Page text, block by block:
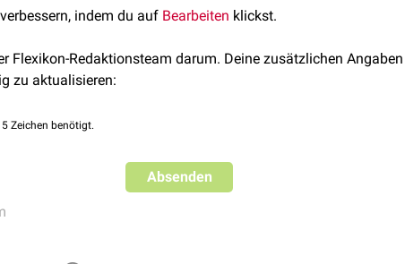
89,6 l Sauerstoff aufnehmen kann.
CO-
Formen kein Sauerstoff binden können, ergibt sich der
indem du auf Bearbeiten klickst.
Flexikon-Redaktionsteam darum. Deine zusätzlichen
zu aktualisieren:
Zeichen benötigt.
Absenden